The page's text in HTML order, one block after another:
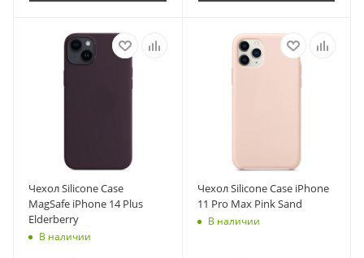
Чехол Silicone Case
MagSafe iPhone 14 Plus
Elderberry
В наличии
Чехол Silicone Case iPhone
11 Pro Max Pink Sand
В наличии